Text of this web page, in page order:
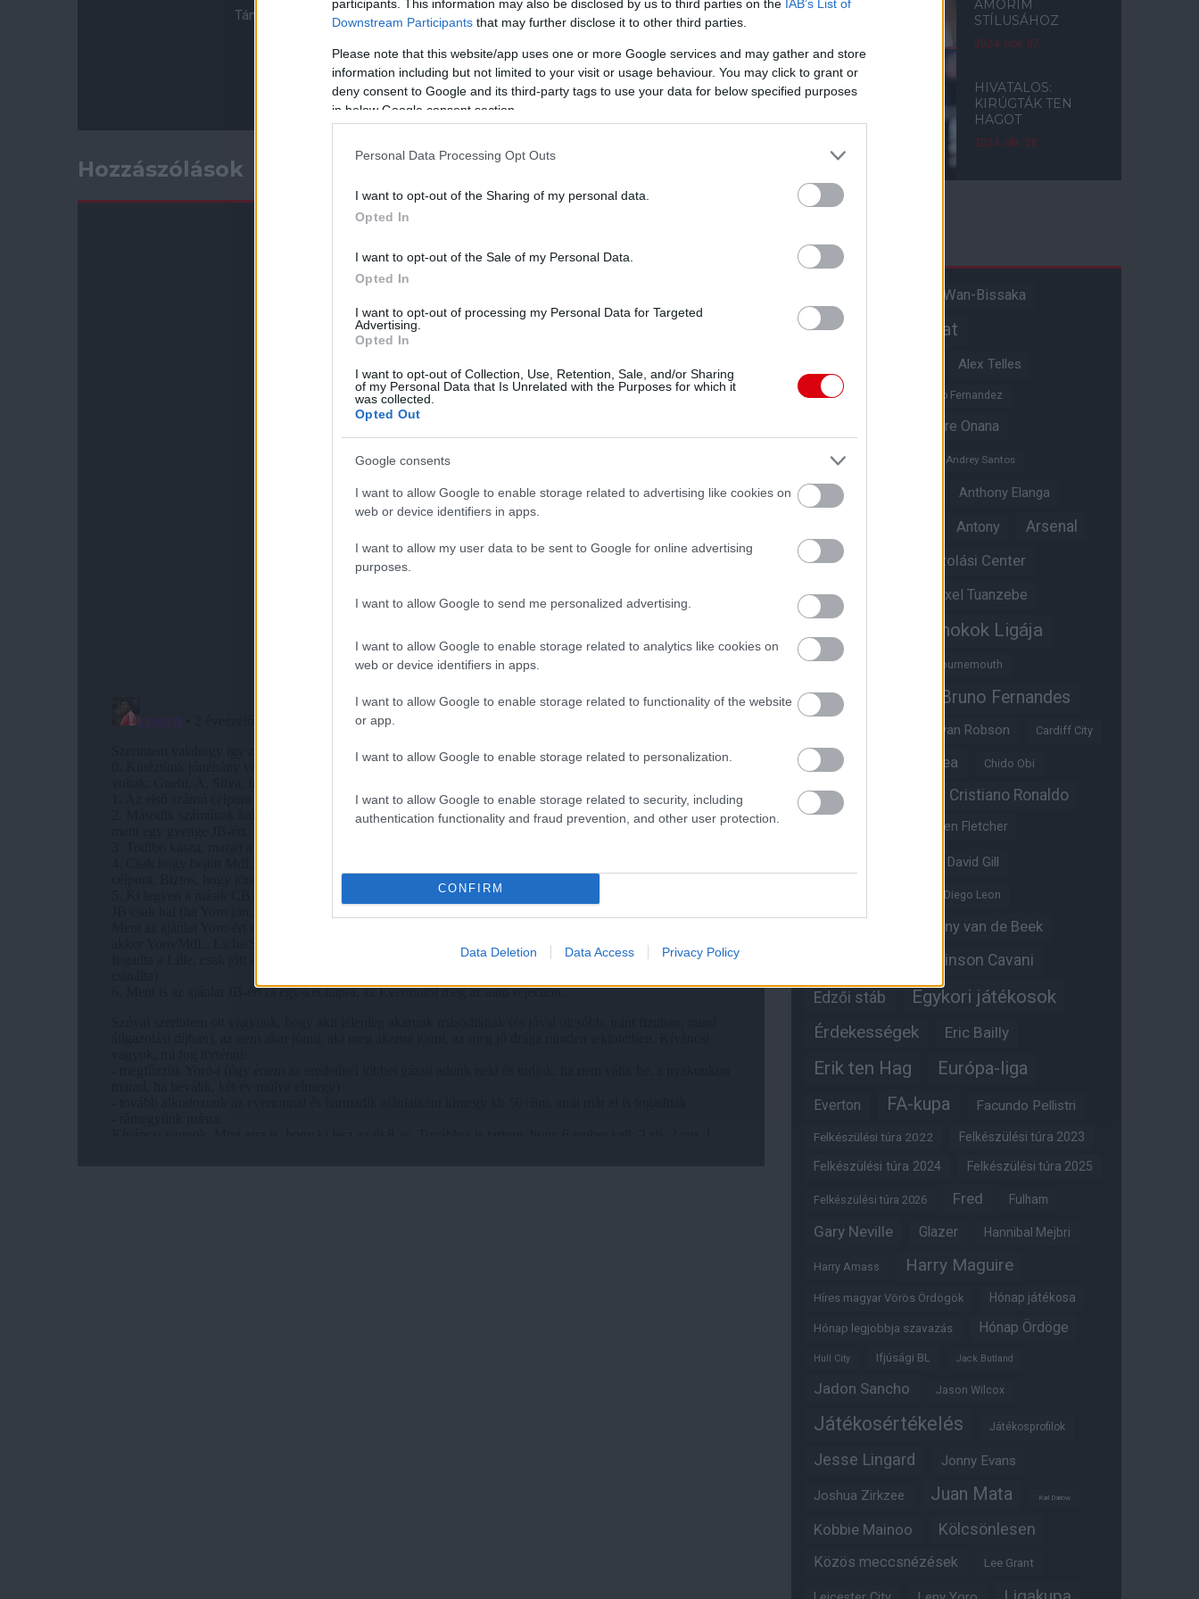
participants. This information may also be disclosed by us to third parties on the IAB’s List of
Downstream Participants that may further disclose it to other third parties.
Please note that this website/app uses one or more Google services and may gather and store
information including but not limited to your visit or usage behaviour. You may click to grant or
deny consent to Google and its third-party tags to use your data for below specified purposes
in below Google consent section.
Personal Data Processing Opt Outs
I want to opt-out of the Sharing of my personal data.
Opted In
I want to opt-out of the Sale of my Personal Data.
Opted In
I want to opt-out of processing my Personal Data for Targeted
Advertising.
Opted In
I want to opt-out of Collection, Use, Retention, Sale, and/or Sharing
of my Personal Data that Is Unrelated with the Purposes for which it
was collected.
Opted Out
Google consents
I want to allow Google to enable storage related to advertising like cookies on
web or device identifiers in apps.
I want to allow my user data to be sent to Google for online advertising
purposes.
I want to allow Google to send me personalized advertising.
I want to allow Google to enable storage related to analytics like cookies on
web or device identifiers in apps.
I want to allow Google to enable storage related to functionality of the website
or app.
I want to allow Google to enable storage related to personalization.
I want to allow Google to enable storage related to security, including
authentication functionality and fraud prevention, and other user protection.
CONFIRM
Data Deletion Data Access Privacy Policy
Támogasd adományoddal a ManUtdFanatics.hu működését!
Hozzászólások
AMORIM
STÍLUSÁHOZ
2024. nov. 07.
HIVATALOS:
KIRÚGTÁK TEN
HAGOT
2024. okt. 28.
Aaron Wan-Bissaka
Akadémiai csapat
Alex Telles
Altay Bayindir Alvaro Fernandez
Andre Onana
Andreas Pereira
Andrey Santos
Angol válogatott Anthony Elanga
Antony Arsenal
Aston Villa Átigazolási Center
Átigazolások Axel Tuanzebe
Bajnokok Ligája
Benjamin Sesko Bournemouth
Brandon Williams Bruno Fernandes
Bryan Robson Cardiff City
Casemiro Chelsea Chido Obi
Christian Eriksen Cristiano Ronaldo
Darren Fletcher
David Gill
Diego Leon
Donny van de Beek
Edinson Cavani
Edzői stáb Egykori játékosok
Érdekességek Eric Bailly
Erik ten Hag Európa-liga
Everton FA-kupa Facundo Pellistri
Felkészülési túra 2022 Felkészülési túra 2023
Felkészülési túra 2024 Felkészülési túra 2025
Felkészülési túra 2026 Fred Fulham
Gary Neville Glazer Hannibal Mejbri
Harry Amass Harry Maguire
Híres magyar Vörös Ördögök Hónap játékosa
Hónap legjobbja szavazás Hónap Ördöge
Hull City Ifjúsági BL Jack Butland
Jadon Sancho Jason Wilcox
Játékosértékelés Játékosprofilok
Jesse Lingard Jonny Evans
Joshua Zirkzee Juan Mata Karl Darlow
Kobbie Mainoo Kölcsönlesen
Közös meccsnézések Lee Grant